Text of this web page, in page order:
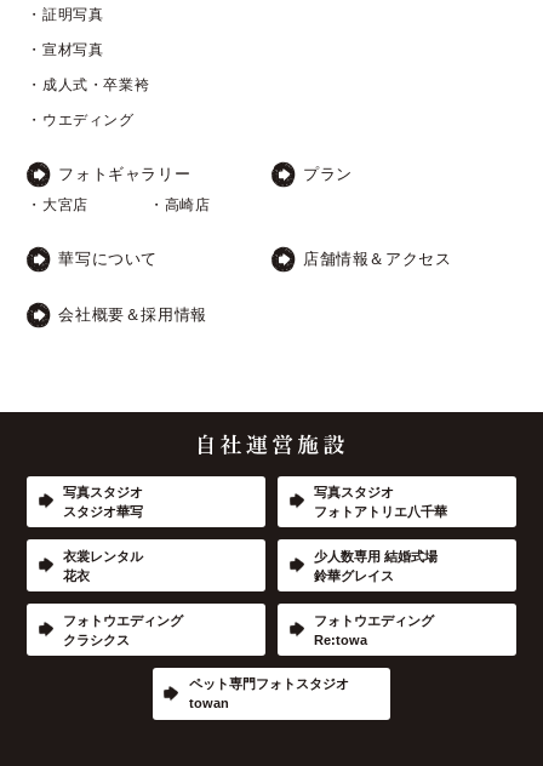
・証明写真
・宣材写真
・成人式・卒業袴
・ウエディング
フォトギャラリー
・大宮店 ・高崎店
プラン
華写について 店舗情報＆アクセス
会社概要＆採用情報
写真スタジオ
スタジオ華写
写真スタジオ
フォトアトリエ八千華
衣裳レンタル
花衣
少人数専用 結婚式場
鈴華グレイス
フォトウエディング
クラシクス
フォトウエディング
Re:towa
ペット専門フォトスタジオ
towan